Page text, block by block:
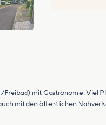
mit Gastronomie. Viel
mit den öffentlichen